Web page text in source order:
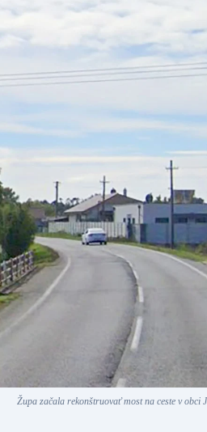
Župa začala rekonštruovať most na ceste v obci